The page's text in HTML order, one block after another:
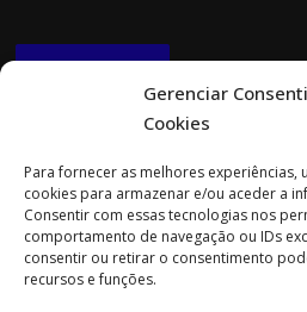
Gerenciar
Cookies
Para fornecer as melhores experiências,
cookies para armazenar e/ou aceder a
Consentir com essas tecnologias nos
comportamento de navegação ou IDs
consentir ou retirar o consentimento
recursos e funções.
NEWSLETTER
Morada:
Rua Cidade do Porto 151
4705-085 Braga